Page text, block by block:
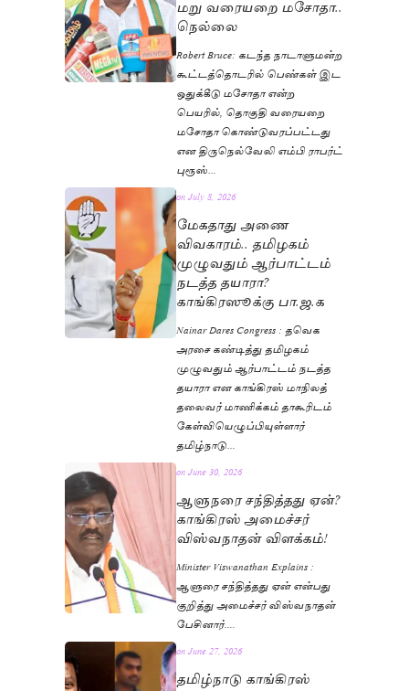
மறு வரையறை மசோதா..
நெல்லை
Robert Bruce: கடந்த நாடாளுமன்ற
கூட்டத்தொடரில் பெண்கள் இட
ஒதுக்கீடு மசோதா என்ற
பெயரில், தொகுதி வரையறை
மசோதா கொண்டுவரப்பட்டது
என திருநெல்வேலி எம்பி ராபர்ட்
புரூஸ்…
onJuly 8, 2026
மேகதாது அணை
விவகாரம்.. தமிழகம்
முழுவதும் ஆர்பாட்டம்
நடத்த தயாரா?
காங்கிரஸூக்கு பா.ஜ.க
Nainar Dares Congress : தவெக
அரசை கண்டித்து தமிழகம்
முழுவதும் ஆர்பாட்டம் நடத்த
தயாரா என காங்கிரஸ் மாநிலத்
தலைவர் மாணிக்கம் தாகூரிடம்
கேள்வியெழுப்பியுள்ளார்
தமிழ்நாடு…
onJune 30, 2026
ஆளுநரை சந்தித்தது ஏன்?
காங்கிரஸ் அமைச்சர்
விஸ்வநாதன் விளக்கம்!
Minister Viswanathan Explains :
ஆளுரை சந்தித்தது ஏன் என்பது
குறித்து அமைச்சர் விஸ்வநாதன்
பேசினார்….
onJune 27, 2026
தமிழ்நாடு காங்கிரஸ்